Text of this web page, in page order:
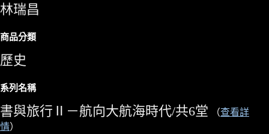
林瑞昌
商品分類
歷史
系列名稱
書與旅行Ⅱ－航向大航海時代/共6堂 （查看詳
情）